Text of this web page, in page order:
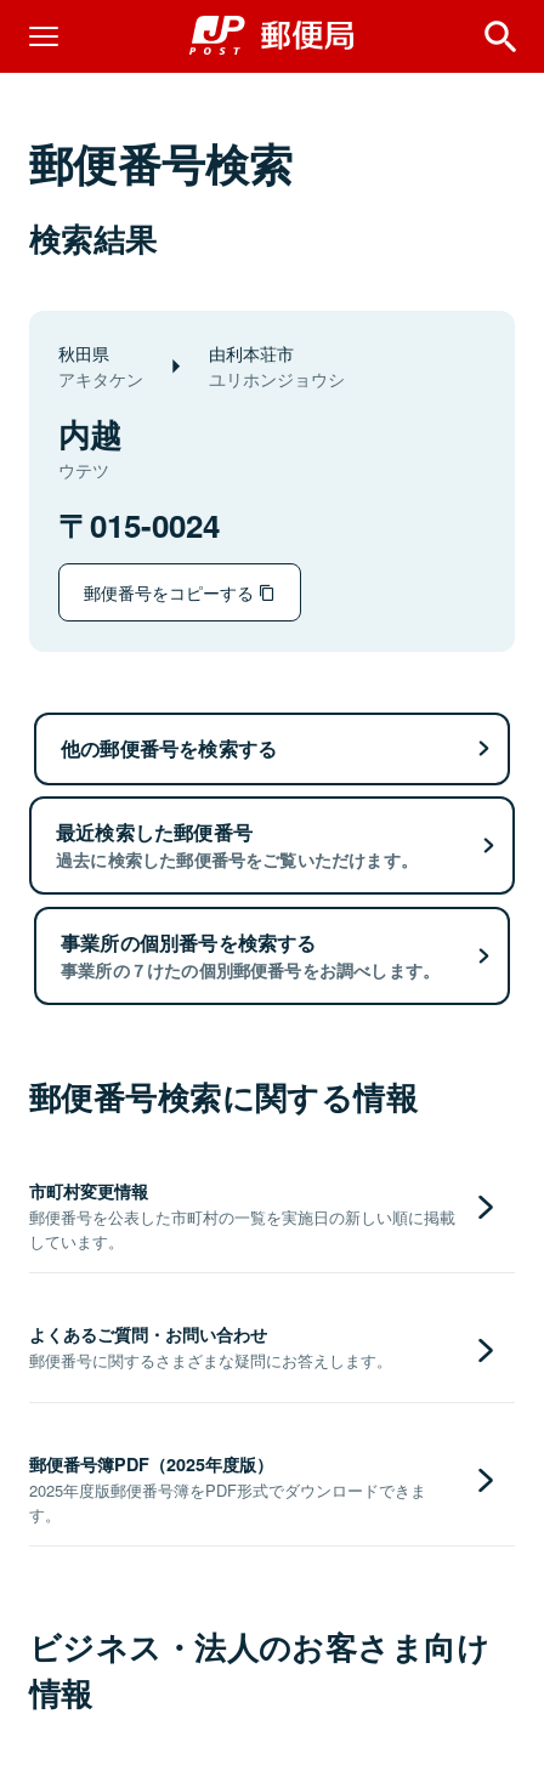
郵便番号検索
検索結果
秋田県
アキタケン
由利本荘市
ユリホンジョウシ
内越
ウテツ
015-0024
郵便番号をコピーする
他の郵便番号を検索する
最近検索した郵便番号
過去に検索した郵便番号をご覧いただけます。
事業所の個別番号を検索する
事業所の７けたの個別郵便番号をお調べします。
郵便番号検索に関する情報
市町村変更情報
郵便番号を公表した市町村の一覧を実施日の新しい順に掲載
しています。
よくあるご質問・お問い合わせ
郵便番号に関するさまざまな疑問にお答えします。
郵便番号簿PDF（2025年度版）
2025年度版郵便番号簿をPDF形式でダウンロードできま
す。
ビジネス・法人のお客さま向け
情報